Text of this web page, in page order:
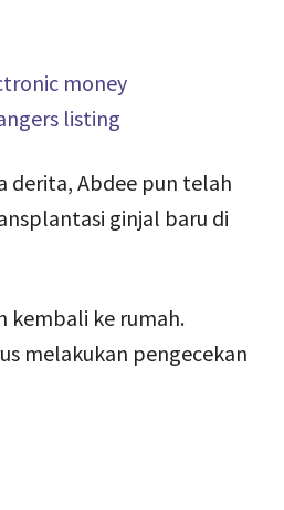
derita, Abdee pun telah
ginjal baru di
kembali ke rumah.
melakukan pengecekan